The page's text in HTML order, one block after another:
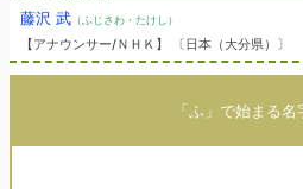
藤沢 武（ふじさわ・たけし）
【アナウンサー/ＮＨＫ】 〔日本（大分県）〕
「ふ」で始まる名